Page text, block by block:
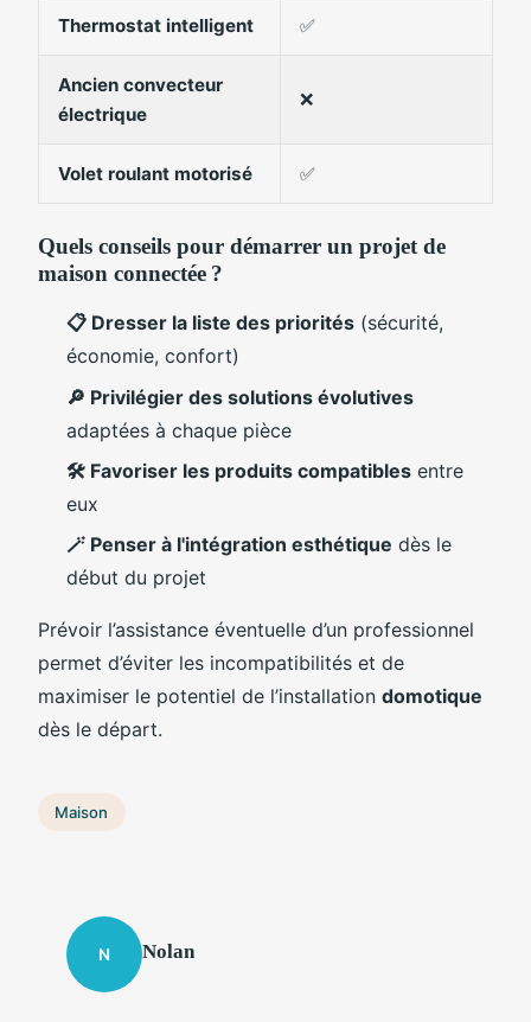
Thermostat intelligent ✅
Ancien convecteur
électrique
❌
Volet roulant motorisé ✅
Quels conseils pour démarrer un projet de
maison connectée ?
📋 Dresser la liste des priorités (sécurité,
économie, confort)
🔎 Privilégier des solutions évolutives
adaptées à chaque pièce
🛠️ Favoriser les produits compatibles entre
eux
🪄 Penser à l'intégration esthétique dès le
début du projet
Prévoir l’assistance éventuelle d’un professionnel
permet d’éviter les incompatibilités et de
maximiser le potentiel de l’installation domotique
dès le départ.
Maison
N Nolan